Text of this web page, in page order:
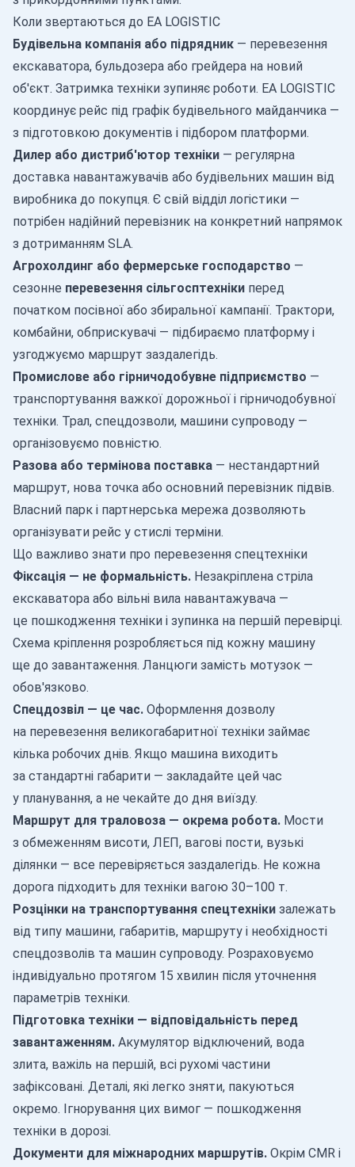
Коли звертаються до EA LOGISTIC
Будівельна компанія або підрядник — перевезення
екскаватора, бульдозера або грейдера на новий
об'єкт. Затримка техніки зупиняє роботи. EA LOGISTIC
координує рейс під графік будівельного майданчика —
з підготовкою документів і підбором платформи.
Дилер або дистриб'ютор техніки — регулярна
доставка навантажувачів або будівельних машин від
виробника до покупця. Є свій відділ логістики —
потрібен надійний перевізник на конкретний напрямок
з дотриманням SLA.
Агрохолдинг або фермерське господарство —
сезонне перевезення сільгосптехніки перед
початком посівної або збиральної кампанії. Трактори,
комбайни, обприскувачі — підбираємо платформу і
узгоджуємо маршрут заздалегідь.
Промислове або гірничодобувне підприємство —
транспортування важкої дорожньої і гірничодобувної
техніки. Трал, спецдозволи, машини супроводу —
організовуємо повністю.
Разова або термінова поставка — нестандартний
маршрут, нова точка або основний перевізник підвів.
Власний парк і партнерська мережа дозволяють
організувати рейс у стислі терміни.
Що важливо знати про перевезення спецтехніки
Фіксація — не формальність. Незакріплена стріла
екскаватора або вільні вила навантажувача —
це пошкодження техніки і зупинка на першій перевірці.
Схема кріплення розробляється під кожну машину
ще до завантаження. Ланцюги замість мотузок —
обов'язково.
Спецдозвіл — це час. Оформлення дозволу
на перевезення великогабаритної техніки займає
кілька робочих днів. Якщо машина виходить
за стандартні габарити — закладайте цей час
у планування, а не чекайте до дня виїзду.
Маршрут для траловоза — окрема робота. Мости
з обмеженням висоти, ЛЕП, вагові пости, вузькі
ділянки — все перевіряється заздалегідь. Не кожна
дорога підходить для техніки вагою 30–100 т.
Розцінки на транспортування спецтехніки залежать
від типу машини, габаритів, маршруту і необхідності
спецдозволів та машин супроводу. Розраховуємо
індивідуально протягом 15 хвилин після уточнення
параметрів техніки.
Підготовка техніки — відповідальність перед
завантаженням. Акумулятор відключений, вода
злита, важіль на першій, всі рухомі частини
зафіксовані. Деталі, які легко зняти, пакуються
окремо. Ігнорування цих вимог — пошкодження
техніки в дорозі.
Документи для міжнародних маршрутів. Окрім CMR і